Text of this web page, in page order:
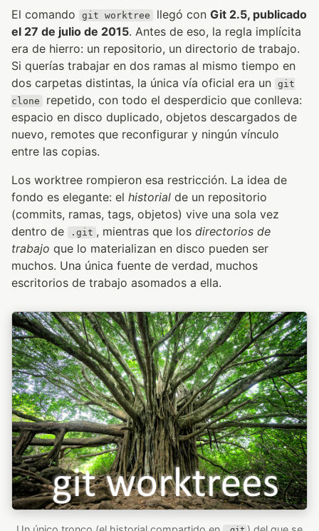
El comando git worktree llegó con Git 2.5, publicado
el 27 de julio de 2015. Antes de eso, la regla implícita
era de hierro: un repositorio, un directorio de trabajo.
Si querías trabajar en dos ramas al mismo tiempo en
dos carpetas distintas, la única vía oficial era un git
clone
repetido, con todo el desperdicio que conlleva:
espacio en disco duplicado, objetos descargados de
nuevo, remotes que reconfigurar y ningún vínculo
entre las copias.
Los worktree rompieron esa restricción. La idea de
fondo es elegante: el historial de un repositorio
(commits, ramas, tags, objetos) vive una sola vez
dentro de
.git , mientras que los directorios de
trabajo que lo materializan en disco pueden ser
muchos. Una única fuente de verdad, muchos
escritorios de trabajo asomados a ella.